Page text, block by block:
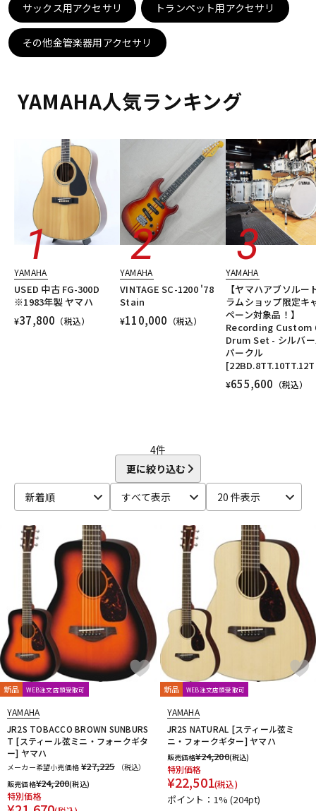
サックス用アクセサリ トランペット用アクセサリ
その他金管楽器用アクセサリ
YAMAHA人気ランキング
YAMAHA
USED 中古 FG-300D
※1983年製 ヤマハ
¥37,800 （税込）
YAMAHA
VINTAGE SC-1200 '78
Stain
¥110,000 （税込）
YAMAHA
【ヤマハアブソルー
ラムショップ限定キ
ペーン対象品！】
Recording Custom
Drum Set - シルバ
パークル
¥655,600 （税込）
4件
更に絞り込む
新着順
すべて表示 20 件表示
新品 WEB注文店頭受取可
YAMAHA
JR2S TOBACCO BROWN SUNBURS
T [スティール弦ミニ・フォークギタ
ー] ヤマハ
メーカー希望小売価格 ¥27,225
（税込）
販売価格¥24,200(税込)
特別価格
新品 WEB注文店頭受取可
YAMAHA
JR2S NATURAL [スティール弦ミ
ニ・フォークギター] ヤマハ
販売価格¥24,200(税込)
特別価格
¥22,501(税込)
ポイント：1%(204pt)